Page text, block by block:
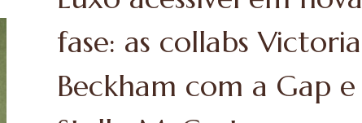
fase: as collabs Victoria
Beckham com a Gap e
EM PARIS